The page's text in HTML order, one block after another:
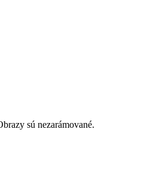
sú nezarámované.